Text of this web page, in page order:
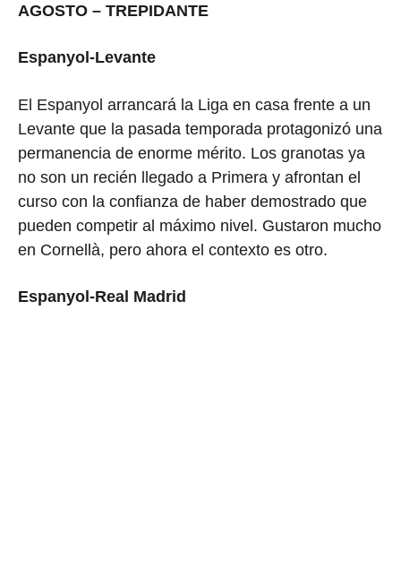
AGOSTO – TREPIDANTE
Espanyol-Levante
El Espanyol arrancará la Liga en casa frente a un
Levante que la pasada temporada protagonizó una
permanencia de enorme mérito. Los granotas ya
no son un recién llegado a Primera y afrontan el
curso con la confianza de haber demostrado que
pueden competir al máximo nivel. Gustaron mucho
en Cornellà, pero ahora el contexto es otro.
Espanyol-Real Madrid